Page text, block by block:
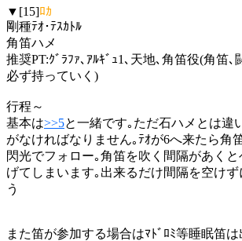
▼[15]ﾛｶ
剛種ﾃｵ･ﾃｽｶﾄﾙ
角笛ハメ
推奨PT:ｸﾞﾗﾌｧ､ｱﾙｷﾞｭ1､天地､角笛役(角笛
必ず持っていく)
行程～
基本は>>5と一緒です｡ただ石ハメとは違
がなければなりません｡ﾃｵが6へ来たら角
閃光でフォロー｡角笛を吹く間隔があく
げてしまいます｡出来るだけ間隔を空けず
う
また笛が参加する場合はﾏﾄﾞﾛﾐ等睡眠笛